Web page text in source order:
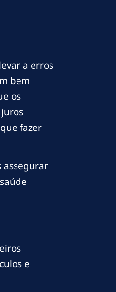
a erros
bem
os
fazer
assegurar
e